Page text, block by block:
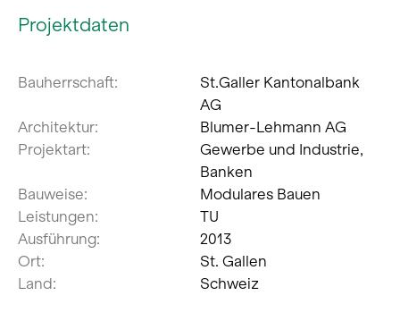
Projektdaten
Bauherrschaft:
St.Galler Kantonalbank
AG
Architektur:
Blumer-Lehmann AG
Projektart:
Gewerbe und Industrie,
Banken
Bauweise:
Modulares Bauen
Leistungen:
TU
Ausführung:
2013
Ort:
St. Gallen
Land:
Schweiz